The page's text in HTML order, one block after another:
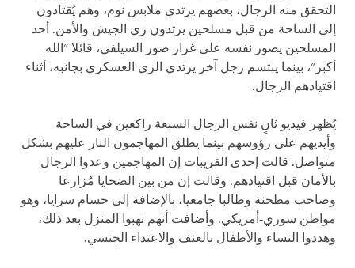
التحقق منه الرجال، بعضهم يرتدي ملابس نوم، وهم يُقتادون
إلى الساحة من قبل مسلحين يرتدون زي الجيش والأمن. أحد
المسلحين يصور نفسه على غرار صور السيلفي، قائلا "الله
أكبر"، بينما يبتسم رجل آخر يرتدي الزي العسكري بجانبه، أثناء
اقتيادهم الرجال.
يُظهر فيديو ثانٍ نفس الرجال السبعة راكعين في الساحة
وأيديهم على رؤوسهم بينما يطلق المهاجمون النار عليهم بشكل
متواصل. قالت إحدى القريبات إن المهاجمين وعدوا الرجال
بالأمان قبل اقتيادهم. وقالت إن من بين الضحايا مُزارعا
وصاحب مطحنة وطالبا جامعيا، بالإضافة إلى حسام سرايا، وهو
مواطن سوري-أمريكي. وأضافت أنهم نهبوا المنزل بعد ذلك،
وهددوا النساء والأطفال بالعنف والاعتداء الجنسي.